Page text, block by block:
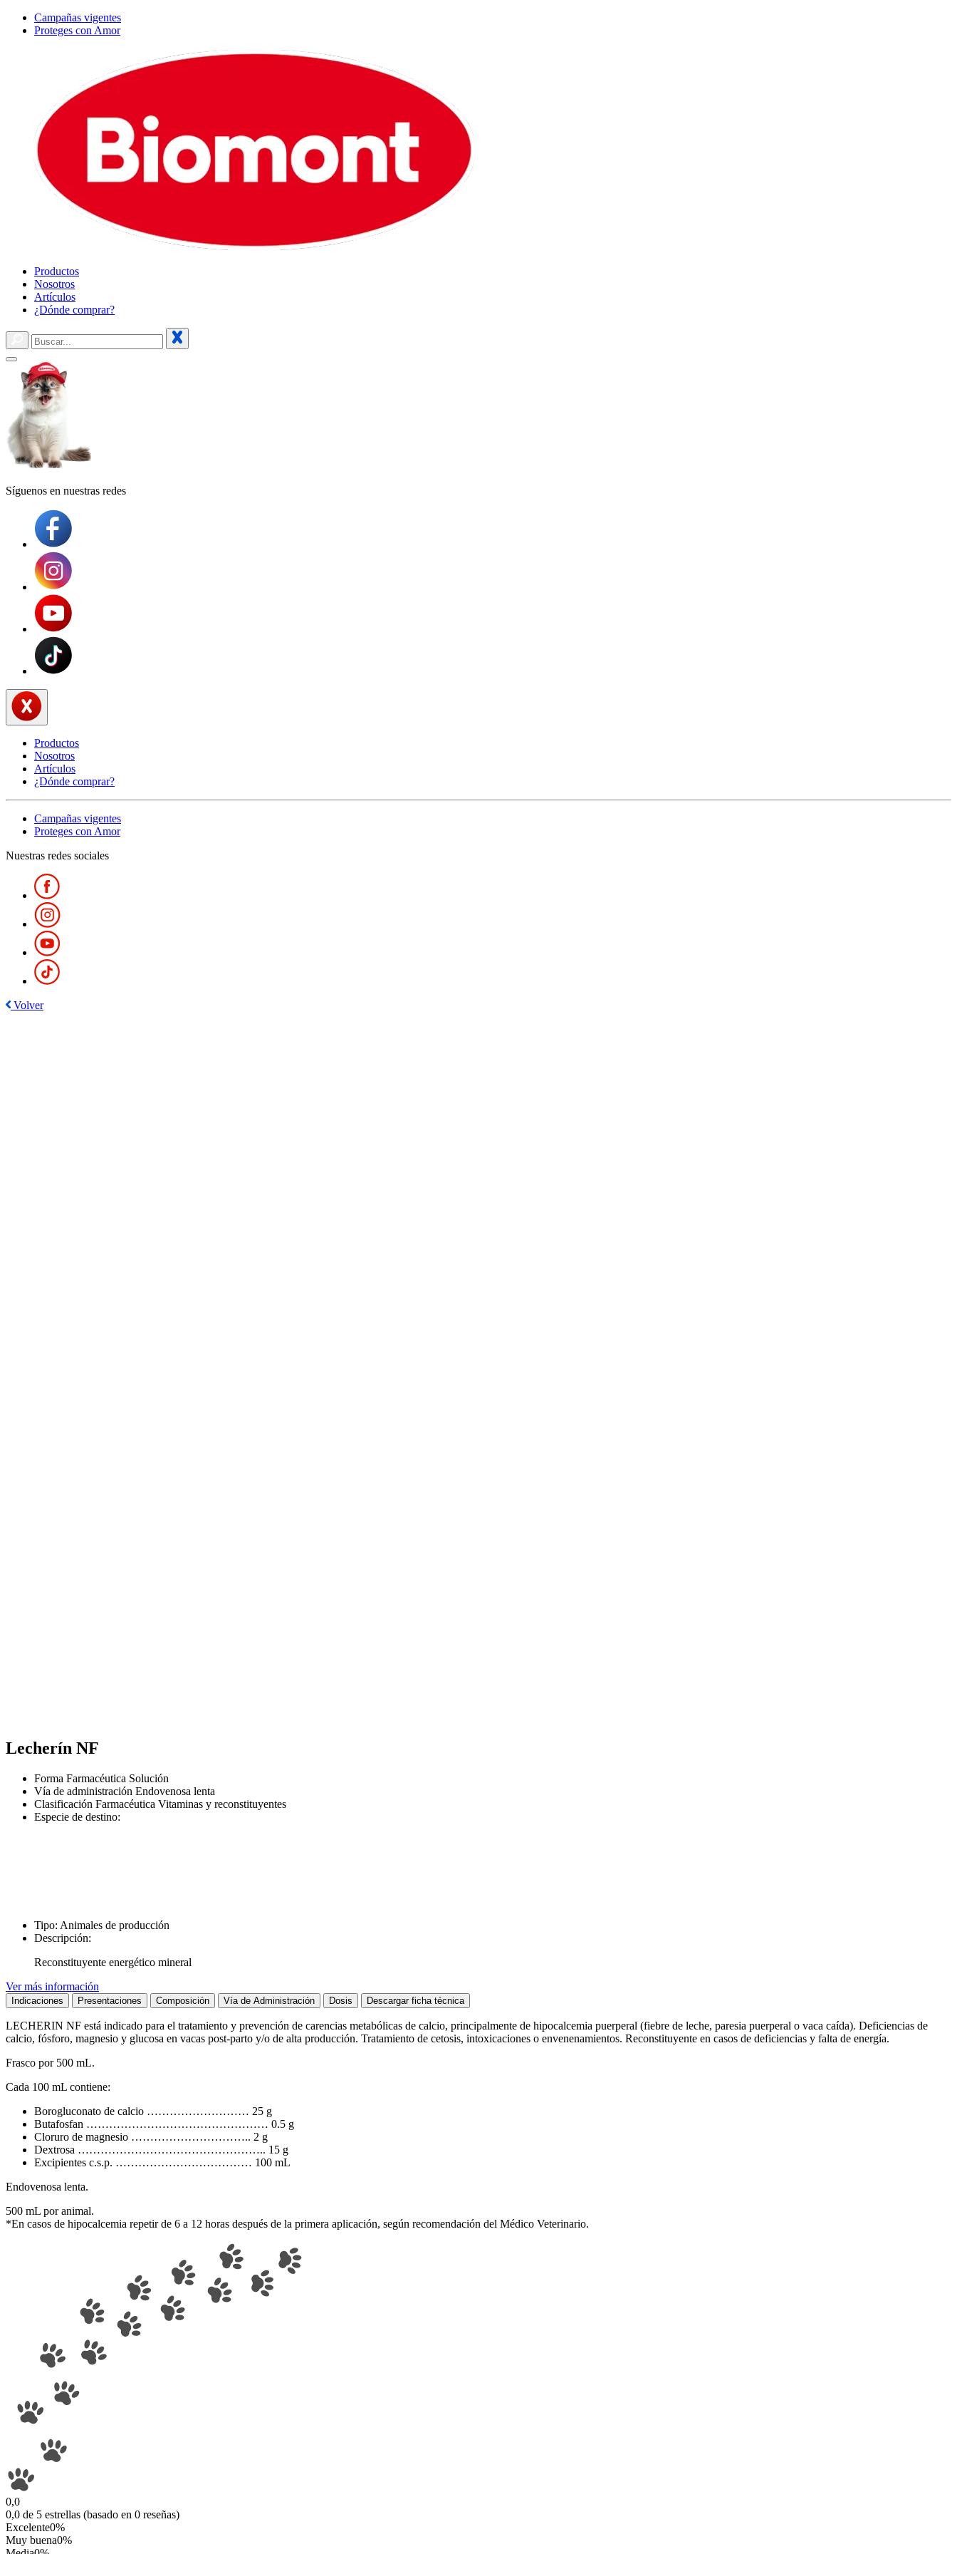
Campañas vigentes
Proteges con Amor
Productos
Nosotros
Artículos
¿Dónde comprar?
Síguenos en nuestras redes
Productos
Nosotros
Artículos
¿Dónde comprar?
Campañas vigentes
Proteges con Amor
Nuestras redes sociales
Volver
Lecherín NF
Forma Farmacéutica Solución
Vía de administración Endovenosa lenta
Clasificación Farmacéutica Vitaminas y reconstituyentes
Especie de destino:
Tipo: Animales de producción
Descripción:
Reconstituyente energético mineral
Ver más información
Indicaciones Presentaciones Composición Vía de Administración Dosis Descargar ficha técnica
LECHERIN NF está indicado para el tratamiento y prevención de carencias metabólicas de calcio, principalmente de hipocalcemia puerperal (fiebre de leche, paresia puerperal o vaca caída). Deficiencias de
calcio, fósforo, magnesio y glucosa en vacas post-parto y/o de alta producción. Tratamiento de cetosis, intoxicaciones o envenenamientos. Reconstituyente en casos de deficiencias y falta de energía.
Frasco por 500 mL.
Cada 100 mL contiene:
Borogluconato de calcio ……………………… 25 g
Butafosfan ………………………………………… 0.5 g
Cloruro de magnesio ………………………….. 2 g
Dextrosa ………………………………………….. 15 g
Excipientes c.s.p. ……………………………… 100 mL
Endovenosa lenta.
500 mL por animal.
*En casos de hipocalcemia repetir de 6 a 12 horas después de la primera aplicación, según recomendación del Médico Veterinario.
0,0
0,0 de 5 estrellas (basado en 0 reseñas)
Excelente0%
Muy buena0%